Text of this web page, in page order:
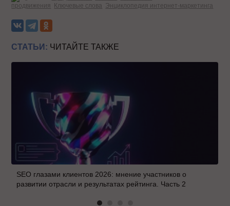
продвижения
Ключевые слова Энциклопедия интернет-маркетинга
СТАТЬИ: ЧИТАЙТЕ ТАКЖЕ
SEO глазами клиентов 2026: мнение участников о
развитии отрасли и результатах рейтинга. Часть 2